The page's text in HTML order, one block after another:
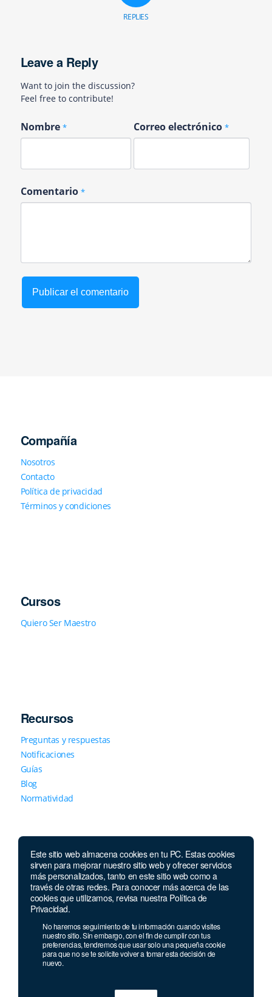
Este sitio web almacena cookies en tu PC. Estas cookies
sirven para mejorar nuestro sitio web y ofrecer servicios
más personalizados, tanto en este sitio web como a
través de otras redes. Para conocer más acerca de las
cookies que utilizamos, revisa nuestra Política de
Privacidad.
No haremos seguimiento de tu información cuando visites
nuestro sitio. Sin embargo, con el fin de cumplir con tus
preferencias, tendremos que usar solo una pequeña cookie
para que no se te solicite volver a tomar esta decisión de
nuevo.
REPLIES
Leave a Reply
Want to join the discussion?
Feel free to contribute!
Nombre * Correo electrónico*
Comentario *
Compañía
Nosotros
Contacto
Política de privacidad
Términos y condiciones
Cursos
Quiero Ser Maestro
Recursos
Preguntas y respuestas
Notificaciones
Guías
Blog
Normatividad
Contáctanos
Lunes a jueves de 7 a.m.
a 5:30 p.m. Viernes de
7 a.m. a 5 p.m. Sábados de 8 a.m. a 2 p.m.
Whatsapp:+593 985 202 129